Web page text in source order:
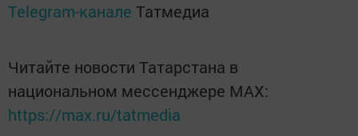
Telegram-канале Татмедиа
Читайте новости Татарстана в
национальном мессенджере MАХ:
https://max.ru/tatmedia